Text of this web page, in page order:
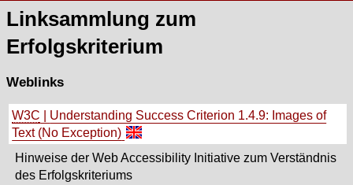
Linksammlung zum
Erfolgskriterium
Weblinks
W3C
Understanding Success Criterion 1.4.9: Images of
Text (No Exception)
Hinweise der Web Accessibility Initiative zum Verständnis
des Erfolgskriteriums